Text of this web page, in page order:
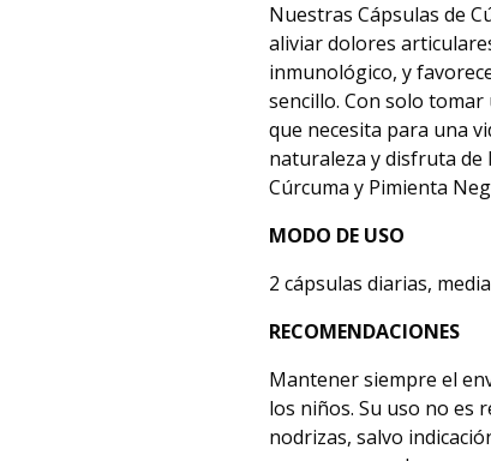
Nuestras Cápsulas de
aliviar dolores
inmunológico, y
sencillo. Con solo
que necesita para una
naturaleza y disfruta de
Cúrcuma y Pimienta
MODO DE USO
2 cápsulas diarias,
RECOMENDACIONES
Mantener siempre el
los niños. Su uso no es
nodrizas, salvo